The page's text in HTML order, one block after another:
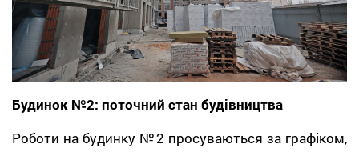
Будинок №2: поточний стан будівництва
Роботи на будинку №2 просуваються за графіком,